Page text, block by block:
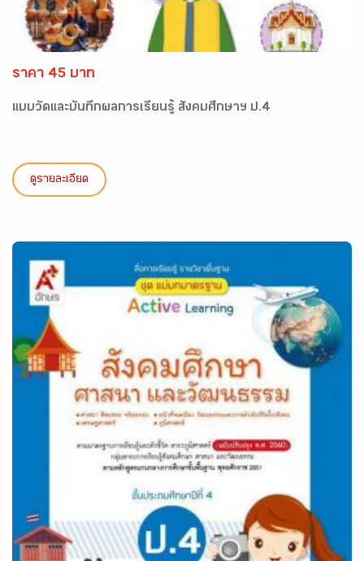
ราคา 45 บาท
แบบวัดและบันทึกผลการเรียนรู้ สังคมศึกษาฯ ป.4
ดูรายละเอียด